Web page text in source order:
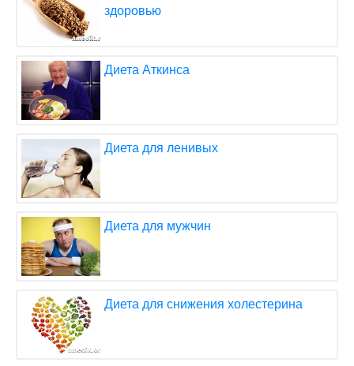
здоровью
Диета Аткинса
Диета для ленивых
Диета для мужчин
Диета для снижения холестерина